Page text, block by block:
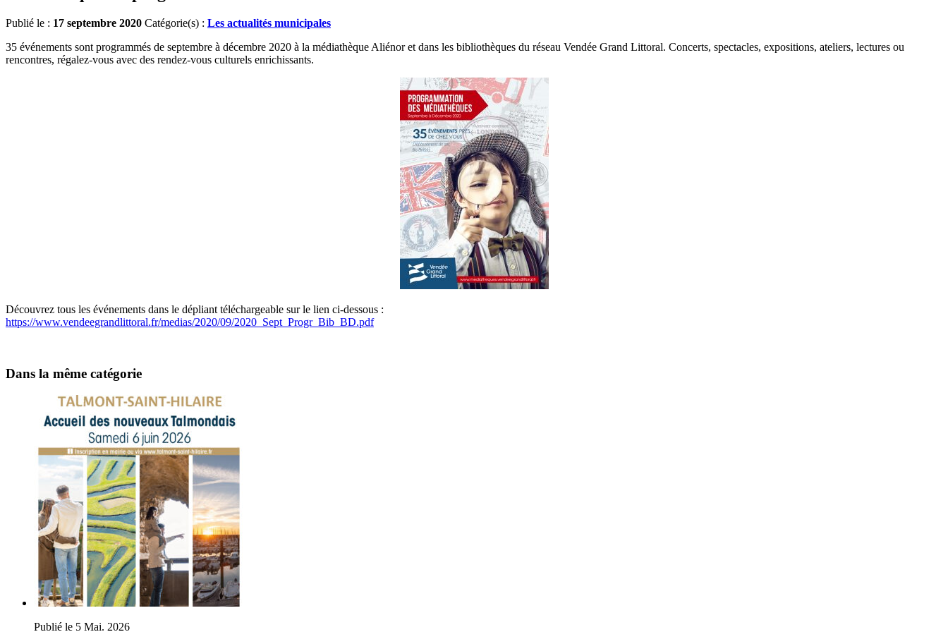
Publié le : 17 septembre 2020 Catégorie(s) : Les actualités municipales
35 événements sont programmés de septembre à décembre 2020 à la médiathèque Aliénor et dans les bibliothèques du réseau Vendée Grand Littoral. Concerts, spectacles, expositions, ateliers, lectures ou
rencontres, régalez-vous avec des rendez-vous culturels enrichissants.
Découvrez tous les événements dans le dépliant téléchargeable sur le lien ci-dessous :
https://www.vendeegrandlittoral.fr/medias/2020/09/2020_Sept_Progr_Bib_BD.pdf
Dans la même catégorie
Publié le 5 Mai. 2026